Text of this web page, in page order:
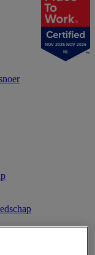
NOV 2025-NOV 2026
NL